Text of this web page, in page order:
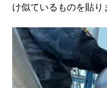
け似ているものを貼り